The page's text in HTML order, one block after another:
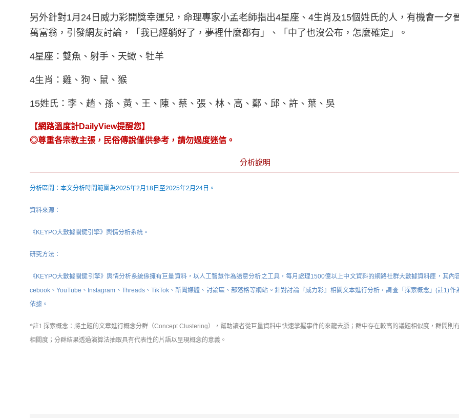
另外針對1月24日威力彩開獎幸運兒，命理專家小孟老師指出4星座、4生肖及15個姓氏的人，有機會一夕
萬富翁，引發網友討論，「我已經躺好了，夢裡什麼都有」、「中了也沒公布，怎麼確定」。
4星座：雙魚、射手、天蠍、牡羊
4生肖：雞、狗、鼠、猴
15姓氏：李、趙、孫、黃、王、陳、蔡、張、林、高、鄭、邱、許、葉、吳
【網路溫度計DailyView提醒您】
◎尊重各宗教主張，民俗傳說僅供參考，請勿過度迷信。
分析說明
分析區間：本文分析時間範圍為2025年2月18日至2025年2月24日。
資料來源：
《KEYPO大數據關鍵引擎》輿情分析系統。
研究方法：
《KEYPO大數據關鍵引擎》輿情分析系統係擁有巨量資料，以人工智慧作為語意分析之工具，每月處理1500億以上中文資料的網路社群大數據資料庫，其內
cebook、YouTube、Instagram、Threads、TikTok、新聞媒體、討論區、部落格等網站。針對討論『威力彩』相關文本進行分析，調查「探索概念」(註1)作
依據。
*註1 探索概念： 將主題的文章進行概念分群（Concept Clustering），幫助讀者從巨量資料中快速掌握事件的來龍去脈；群中存在較高的議題相似度，群間則
相關度；分群結果透過演算法抽取具有代表性的片語以呈現概念的意義。